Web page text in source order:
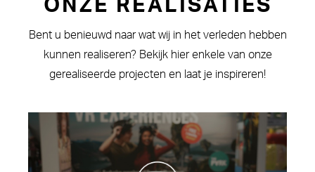
ONZE REALISATIES
Bent u benieuwd naar wat wij in het verleden hebben
kunnen realiseren? Bekijk hier enkele van onze
gerealiseerde projecten en laat je inspireren!